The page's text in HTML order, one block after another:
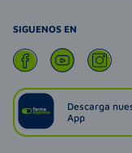
SIGUENOS EN
Descarga
App